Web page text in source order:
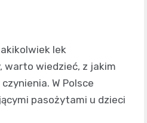
lek
warto wiedzieć, z jakim
W Polsce
pasożytami u dzieci